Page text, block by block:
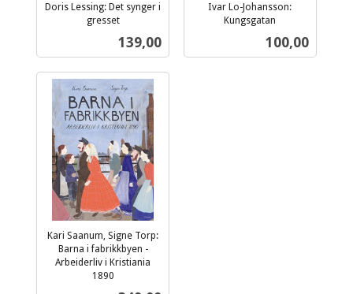
Doris Lessing: Det synger i
gresset
Pris
139,00
Ivar Lo-Johansson:
Kungsgatan
Pris
100,00
Kari Saanum, Signe Torp:
Barna i fabrikkbyen -
Arbeiderliv i Kristiania
1890